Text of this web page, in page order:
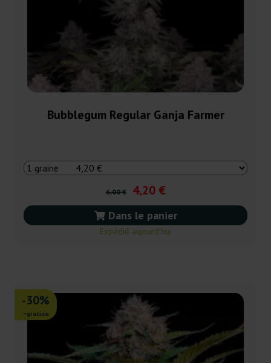
Bubblegum Regular Ganja Farmer
6,00 € 4,20 €
Dans le panier
Expédié aujourd’hui
-30%
+gratisie